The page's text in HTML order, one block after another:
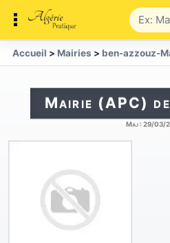
Accueil > Mairies > ben-azzouz-
Mairie (APC)
Maj : 29/03/